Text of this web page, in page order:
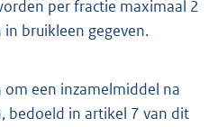
per fractie maximaal 2
bruikleen gegeven.
om een inzamelmiddel na
bedoeld in artikel 7 van dit